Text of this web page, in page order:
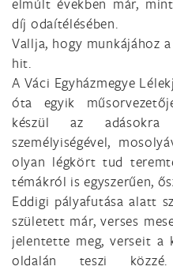
díj odaítélésében.
Vallja, hogy munkájához
hit.
A Váci Egyházmegye
óta egyik
készül az adásokra
személyiségével,
olyan légkört tud
témákról is egyszerűen,
Eddigi pályafutása alatt
született már, verses
jelentette meg, verseit a
oldalán teszi közzé.